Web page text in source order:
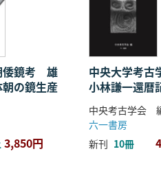
倭鏡考 雄
の鏡生産
3,850円
中央大学考古
小林謙一還暦
中央考古学会
六一書房
新刊 10冊